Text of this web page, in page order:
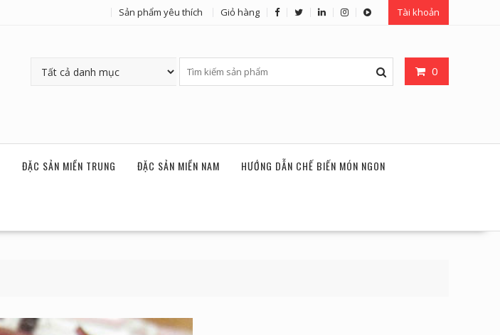
Sản phẩm yêu thích Giỏ hàng Tài khoản
0
ĐẶC SẢN MIỀN TRUNG ĐẶC SẢN MIỀN NAM HƯỚNG DẪN CHẾ BIẾN MÓN NGON